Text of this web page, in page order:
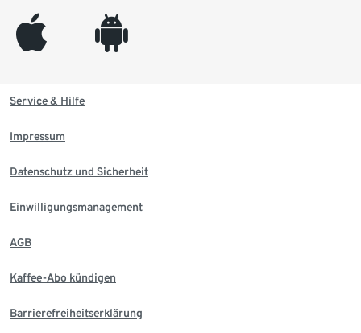
appleinc android
Service & Hilfe
Impressum
Datenschutz und Sicherheit
Einwilligungsmanagement
AGB
Kaffee-Abo kündigen
Barrierefreiheitserklärung